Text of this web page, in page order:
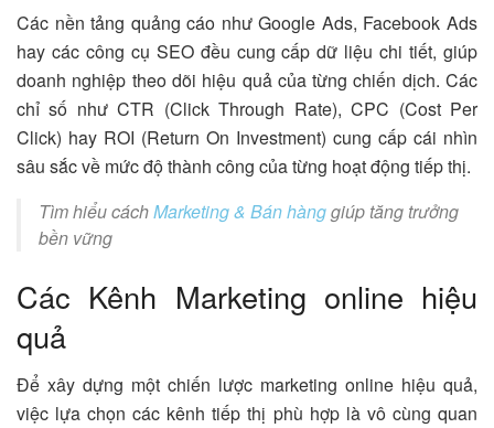
Các nền tảng quảng cáo như Google Ads, Facebook Ads
hay các công cụ SEO đều cung cấp dữ liệu chi tiết, giúp
doanh nghiệp theo dõi hiệu quả của từng chiến dịch. Các
chỉ số như CTR (Click Through Rate), CPC (Cost Per
Click) hay ROI (Return On Investment) cung cấp cái nhìn
sâu sắc về mức độ thành công của từng hoạt động tiếp thị.
Tìm hiểu cáchMarketing & Bán hànggiúp tăng trưởng
bền vững
Các Kênh Marketing online hiệu
quả
Để xây dựng một chiến lược marketing online hiệu quả,
việc lựa chọn các kênh tiếp thị phù hợp là vô cùng quan